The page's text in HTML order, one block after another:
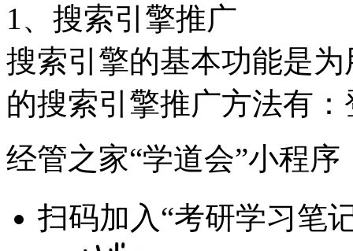
1、搜索引擎推广
搜索引擎的基本功能是
的搜索引擎推广方法有
经管之家“学道会”小程序
扫码加入“考研学习笔